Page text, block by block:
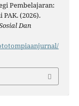
Pembelajaran:
(2026).
Dan